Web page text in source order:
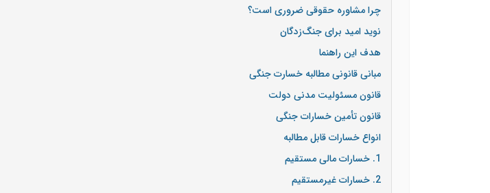
چرا مشاوره حقوقی ضروری است؟
نوید امید برای جنگ‌زدگان
هدف این راهنما
مبانی قانونی مطالبه خسارت جنگی
قانون مسئولیت مدنی دولت
قانون تأمین خسارات جنگی
انواع خسارات قابل مطالبه
1. خسارات مالی مستقیم
2. خسارات غیرمستقیم